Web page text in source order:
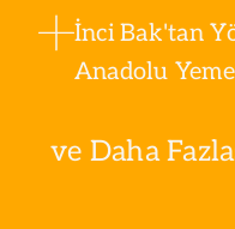
İnci Bak'tan
Anadolu
ve Daha